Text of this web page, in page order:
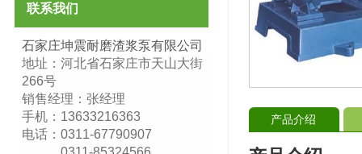
联系我们
石家庄坤震耐磨渣浆泵有限公司
地址：河北省石家庄市天山大街
266号
销售经理：张经理
手机：13633216363
电话：0311-67790907
产品介绍